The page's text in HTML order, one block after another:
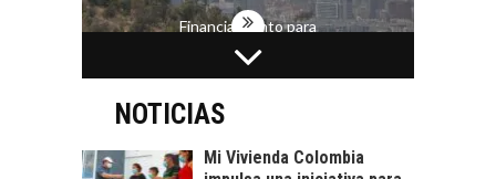
Financiamiento para
pymes en Chile:
alternativas que
crédito…
EL CRECIMIENTO DE
LOS SERVICIOS
DIGITALES
EXPORTADOS DESDE
CHILE
NOTICIAS
Mi Vivienda Colombia